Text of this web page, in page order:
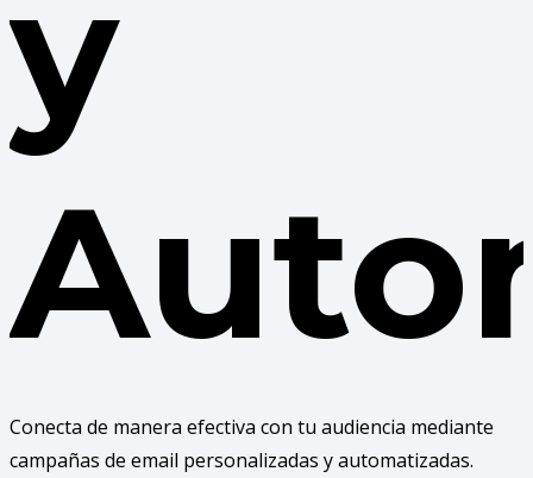
y
Conecta de manera efectiva con tu audiencia mediante
campañas de email personalizadas y automatizadas.